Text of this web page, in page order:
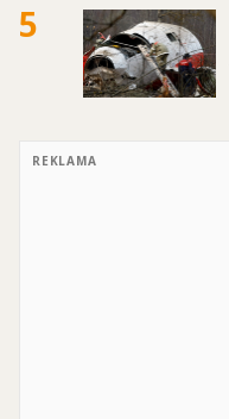
5
REKLAMA